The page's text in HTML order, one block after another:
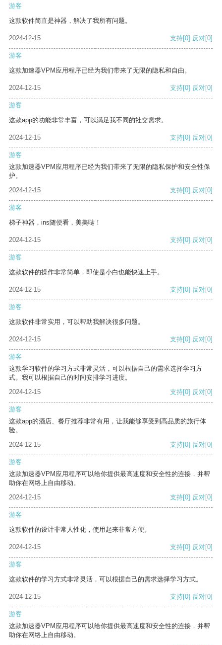
游客
这款软件简直是神器，解决了我所有问题。
2024-12-15 支持[0] 反对[0]
游客
这款加速器VPM应用程序已经为我们带来了无限的隐私和自由。
2024-12-15 支持[0] 反对[0]
游客
这款app的功能非常丰富，可以满足我不同的社交需求。
2024-12-15 支持[0] 反对[0]
游客
这款加速器VPM应用程序已经为我们带来了无限的隐私保护和安全性保
护。
2024-12-15
支持[0] 反对[0]
游客
梯子神器，ins随便看，美美哒！
2024-12-15 支持[0] 反对[0]
游客
这款软件的操作非常简单，即使是小白也能快速上手。
2024-12-15 支持[0] 反对[0]
游客
这款软件非常实用，可以帮助我解决很多问题。
2024-12-15 支持[0] 反对[0]
游客
这款学习软件的学习方式非常灵活，可以根据自己的需求选择学习方
式。我可以根据自己的时间安排学习进度。
2024-12-15
支持[0] 反对[0]
游客
这款app的酒店、餐厅推荐非常有用，让我能够享受到高品质的旅行体
验。
2024-12-15
支持[0] 反对[0]
游客
这款加速器VPM应用程序可以给你提供最高速度和安全性的连接，并帮
助你在网络上自由移动。
2024-12-15
支持[0] 反对[0]
游客
这款软件的设计非常人性化，使用起来非常方便。
2024-12-15 支持[0] 反对[0]
游客
这款软件的学习方式非常灵活，可以根据自己的需求选择学习方式。
2024-12-15 支持[0] 反对[0]
游客
这款加速器VPM应用程序可以给你提供最高速度和安全性的连接，并帮
助你在网络上自由移动。